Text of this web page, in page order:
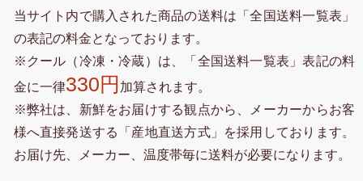
当サイト内で購入された商品の送料は「全国送料一覧表」
の表記の料金となっております。
※クール（冷凍・冷蔵）は、「全国送料一覧表」表記の料
金に一律330円 加算されます。
※弊社は、新鮮をお届けする観点から、メーカーからお客
様へ直接発送する「産地直送方式」を採用しております。
お届け先、メーカー、温度帯毎に送料が必要になります。